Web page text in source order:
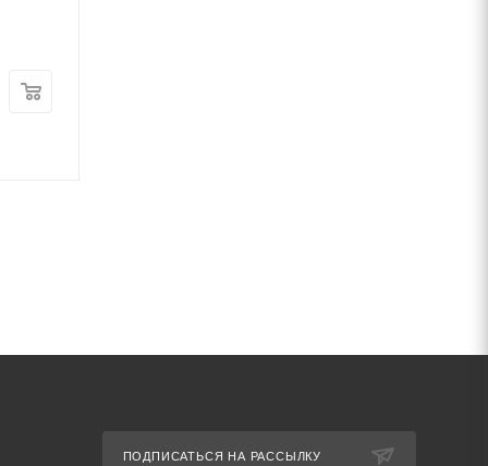
ПОДПИСАТЬСЯ НА РАССЫЛКУ